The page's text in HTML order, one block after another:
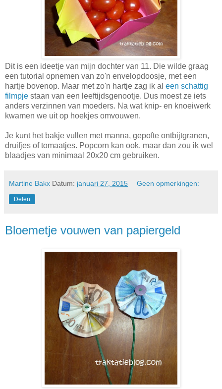
Dit is een ideetje van mijn dochter van 11. Die wilde graag
een tutorial opnemen van zo'n envelopdoosje, met een
hartje bovenop. Maar met zo'n hartje zag ik al een schattig
filmpje staan van een leeftijdsgenootje. Dus moest ze iets
anders verzinnen van moeders. Na wat knip- en knoeiwerk
kwamen we uit op hoekjes omvouwen.
Je kunt het bakje vullen met manna, gepofte ontbijtgranen,
druifjes of tomaatjes. Popcorn kan ook, maar dan zou ik wel
blaadjes van minimaal 20x20 cm gebruiken.
Martine Bakx Datum: januari 27, 2015 Geen opmerkingen:
Delen
Bloemetje vouwen van papiergeld